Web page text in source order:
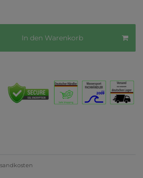
In den Warenkorb